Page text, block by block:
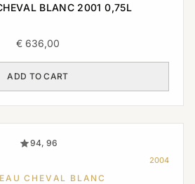
BLANC 2001 0,75L
€ 636,00
ADD TO CART
94, 96
2004
CHEVAL BLANC